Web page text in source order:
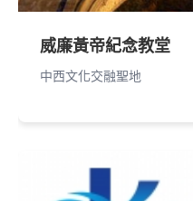
威廉黃帝紀念教堂
中西文化交融聖地